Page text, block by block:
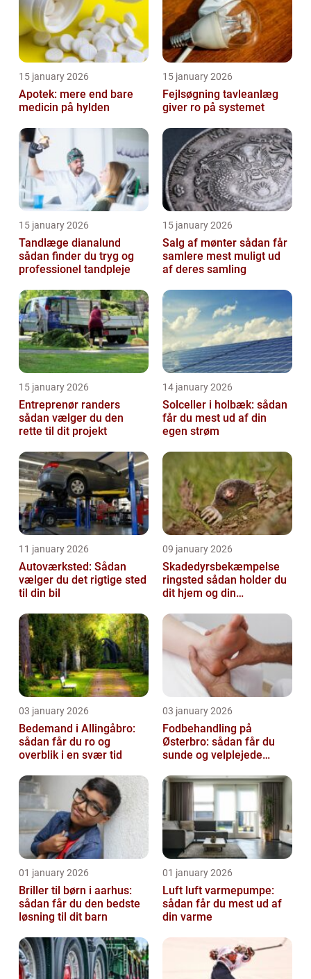
15 january 2026
Apotek: mere end bare
medicin på hylden
15 january 2026
Fejlsøgning tavleanlæg
giver ro på systemet
15 january 2026
Tandlæge dianalund
sådan finder du tryg og
professionel tandpleje
15 january 2026
Salg af mønter sådan får
samlere mest muligt ud
af deres samling
15 january 2026
Entreprenør randers
sådan vælger du den
rette til dit projekt
14 january 2026
Solceller i holbæk: sådan
får du mest ud af din
egen strøm
11 january 2026
Autoværksted: Sådan
vælger du det rigtige sted
til din bil
09 january 2026
Skadedyrsbekæmpelse
ringsted sådan holder du
dit hjem og din
gæster
03 january 2026
Bedemand i Allingåbro:
sådan får du ro og
overblik i en svær tid
03 january 2026
Fodbehandling på
Østerbro: sådan får du
sunde og velplejede
01 january 2026
Briller til børn i aarhus:
sådan får du den bedste
løsning til dit barn
01 january 2026
Luft luft varmepumpe:
sådan får du mest ud af
din varme